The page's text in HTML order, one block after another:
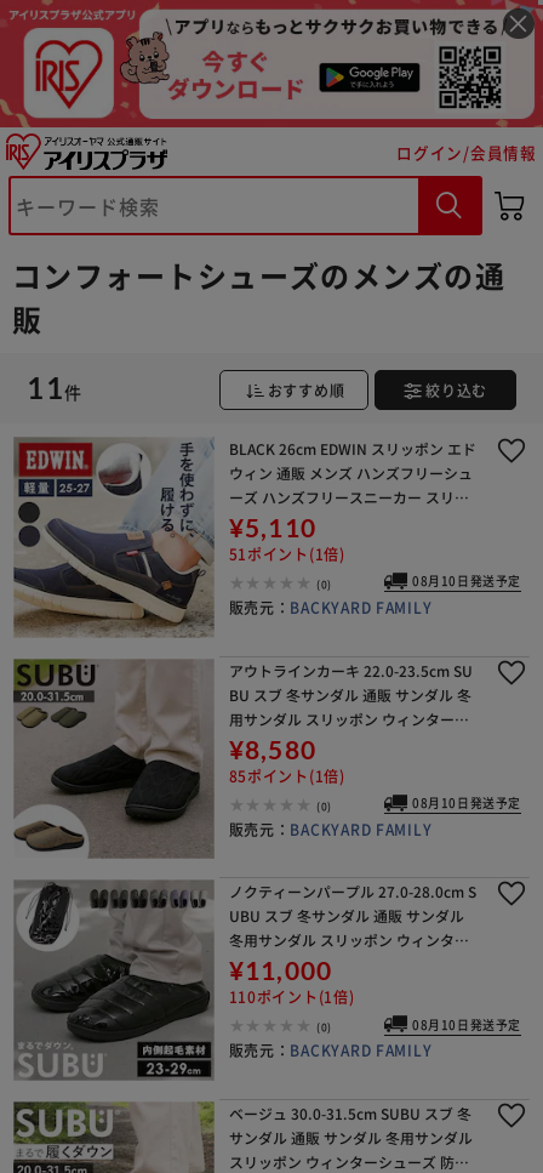
ログイン/会員情報
コンフォートシューズのメンズの通
販
11件 おすすめ順 絞り込む
BLACK 26cm EDWIN スリッポン エド
ウィン 通販 メンズ ハンズフリーシュ
ーズ ハンズフリースニーカー スリッ
プイン 紐なし 履きやすい 手を使わず
に履ける靴 シューズ 靴 おしゃれ 紐
¥5,110
51ポイント(1倍)
(0) 08月10日発送予定
販売元： BACKYARD FAMILY
アウトラインカーキ 22.0-23.5cm SU
BU スブ 冬サンダル 通販 サンダル 冬
用サンダル スリッポン ウィンターシ
ューズ 防寒サンダル 靴 サボ 外履き つ
っかけ カジュアルシューズ NA
¥8,580
85ポイント(1倍)
(0) 08月10日発送予定
販売元： BACKYARD FAMILY
ノクティーンパープル 27.0-28.0cm S
UBU スブ 冬サンダル 通販 サンダル
冬用サンダル スリッポン ウィンター
シューズ 防寒サンダル 靴 サボ 外履き
つっかけ カジュアルシューズ D
¥11,000
110ポイント(1倍)
(0) 08月10日発送予定
販売元： BACKYARD FAMILY
ベージュ 30.0-31.5cm SUBU スブ 冬
サンダル 通販 サンダル 冬用サンダル
スリッポン ウィンターシューズ 防寒
※ご確認ください
カートに入れる 購入手続きへ